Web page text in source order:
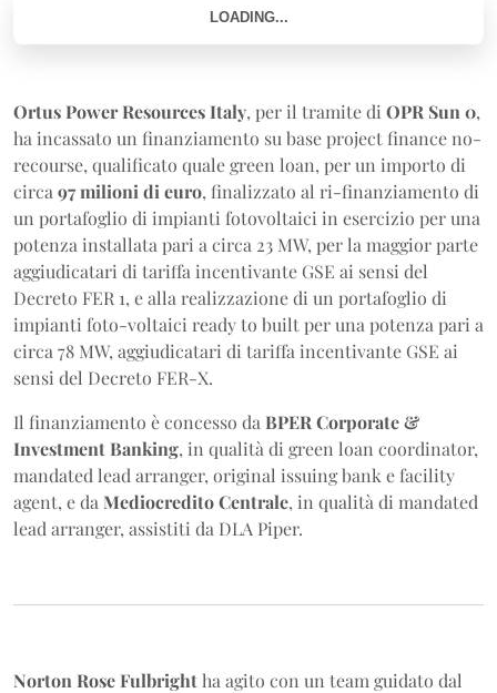
Ortus Power Resources Italy, per il tramite di OPR Sun 0,
ha incassato un finanziamento su base project finance no-
recourse, qualificato quale green loan, per un importo di
circa 97 milioni di euro, finalizzato al ri-finanziamento di
un portafoglio di impianti fotovoltaici in esercizio per una
potenza installata pari a circa 23 MW, per la maggior parte
aggiudicatari di tariffa incentivante GSE ai sensi del
Decreto FER 1, e alla realizzazione di un portafoglio di
impianti foto-voltaici ready to built per una potenza pari a
circa 78 MW, aggiudicatari di tariffa incentivante GSE ai
sensi del Decreto FER-X.
Il finanziamento è concesso da BPER Corporate &
Investment Banking, in qualità di green loan coordinator,
mandated lead arranger, original issuing bank e facility
agent, e da Mediocredito Centrale, in qualità di mandated
lead arranger, assistiti da DLA Piper.
Norton Rose Fulbrightha agito con un team guidato dal